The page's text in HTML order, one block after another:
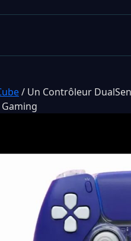
/ Un Contrôleur